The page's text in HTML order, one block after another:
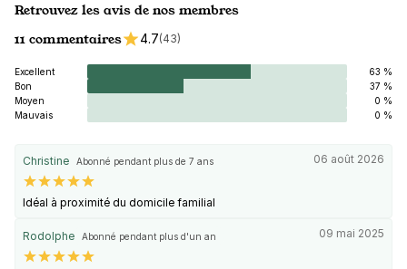
Retrouvez les avis de nos membres
11 commentaires
4.7(43)
Excellent
63 %
Bon
37 %
Moyen
0 %
Mauvais
0 %
Christine Abonné pendant plus de 7 ans 06 août 2026
Idéal à proximité du domicile familial
Rodolphe Abonné pendant plus d'un an 09 mai 2025